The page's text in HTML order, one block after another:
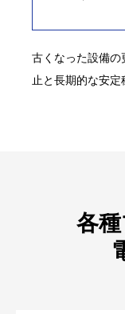
古くなった設備
止と長期的な安定
各